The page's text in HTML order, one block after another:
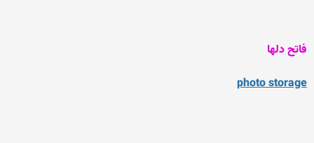
فاتح دلها
photo storage